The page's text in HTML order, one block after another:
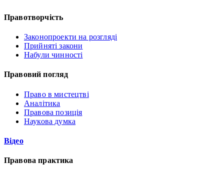
Правотворчість
Законопроекти на розгляді
Прийняті закони
Набули чинності
Правовий погляд
Право в мистецтві
Аналітика
Правова позиція
Наукова думка
Відео
Правова практика